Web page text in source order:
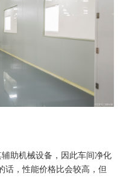
助机械设备，因此车间净化
话，性能价格比会较高，但